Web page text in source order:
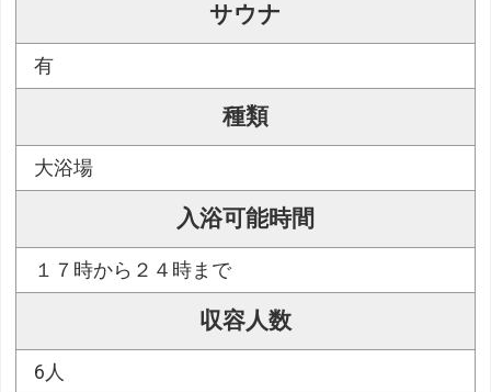
サウナ
有
種類
大浴場
入浴可能時間
１７時から２４時まで
収容人数
6人